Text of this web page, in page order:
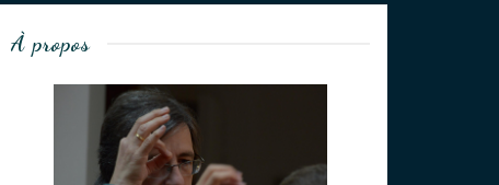
À propos